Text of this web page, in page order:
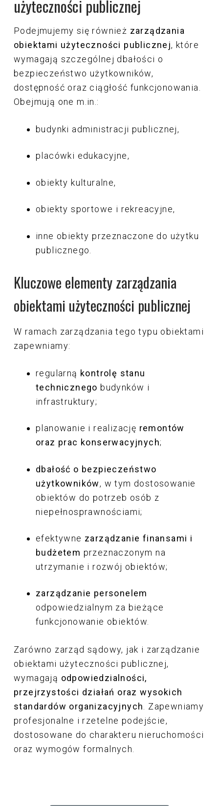
użyteczności publicznej
Podejmujemy się również zarządzania
obiektami użyteczności publicznej, które
wymagają szczególnej dbałości o
bezpieczeństwo użytkowników,
dostępność oraz ciągłość funkcjonowania.
Obejmują one m.in.:
budynki administracji publicznej,
placówki edukacyjne,
obiekty kulturalne,
obiekty sportowe i rekreacyjne,
inne obiekty przeznaczone do użytku
publicznego.
Kluczowe elementy zarządzania
obiektami użyteczności publicznej
W ramach zarządzania tego typu obiektami
zapewniamy:
regularną kontrolę stanu
technicznego budynków i
infrastruktury;
planowanie i realizację remontów
oraz prac konserwacyjnych;
dbałość o bezpieczeństwo
użytkowników, w tym dostosowanie
obiektów do potrzeb osób z
niepełnosprawnościami;
efektywne zarządzanie finansami i
budżetem przeznaczonym na
utrzymanie i rozwój obiektów;
zarządzanie personelem
odpowiedzialnym za bieżące
funkcjonowanie obiektów.
Zarówno zarząd sądowy, jak i zarządzanie
obiektami użyteczności publicznej,
wymagają odpowiedzialności,
przejrzystości działań oraz wysokich
standardów organizacyjnych. Zapewniamy
profesjonalne i rzetelne podejście,
dostosowane do charakteru nieruchomości
oraz wymogów formalnych.